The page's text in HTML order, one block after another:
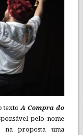
textoA Compra do
pelo nome
na proposta uma